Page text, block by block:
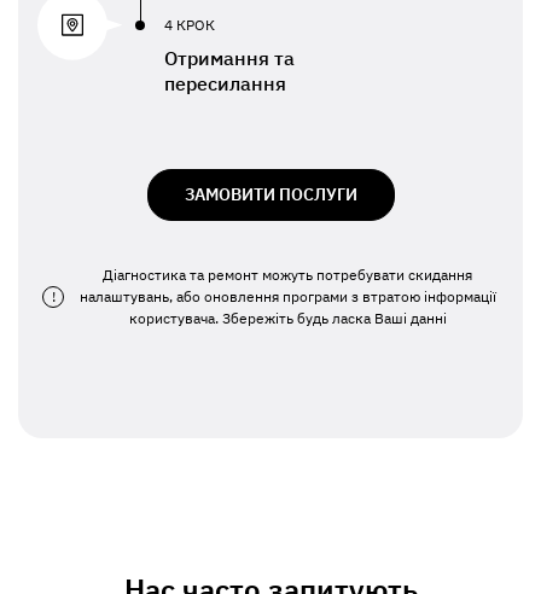
4 КРОК
Отримання та
пересилання
ЗАМОВИТИ ПОСЛУГИ
!
Діагностика та ремонт можуть потребувати скидання
налаштувань, або оновлення програми з втратою інформації
користувача. Збережіть будь ласка Ваші данні